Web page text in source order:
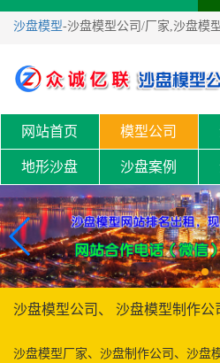
沙盘模型-沙盘模型公司/厂家,沙盘模
制作！
网站首页 模型公司
地形沙盘 沙盘案例
沙盘模型公司、 沙盘模型制作公
沙盘模型厂家、沙盘制作公司、沙盘